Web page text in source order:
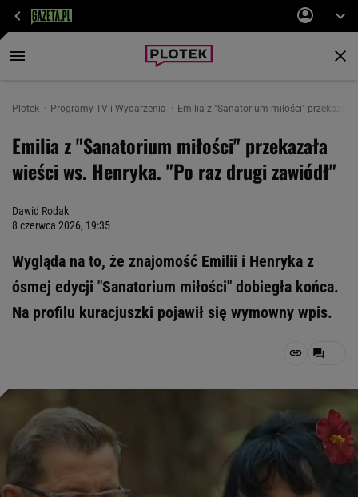
Plotek Programy TV i Wydarzenia Emilia z "Sanatorium miłości"
Emilia z "Sanatorium miłości" przekazała
wieści ws. Henryka. "Po raz drugi zawiódł"
Dawid Rodak
8 czerwca 2026, 19:35
Wygląda na to, że znajomość Emilii i Henryka z
ósmej edycji "Sanatorium miłości" dobiegła końca.
Na profilu kuracjuszki pojawił się wymowny wpis.